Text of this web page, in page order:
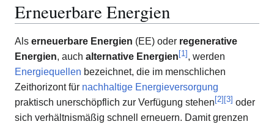
Erneuerbare Energien
Als erneuerbare Energien (EE) oder regenerative
Energien, auch alternative Energien[1], werden
Energiequellen bezeichnet, die im menschlichen
Zeithorizont für nachhaltige Energieversorgung
praktisch unerschöpflich zur Verfügung stehen[2][3] oder
sich verhältnismäßig schnell erneuern. Damit grenzen